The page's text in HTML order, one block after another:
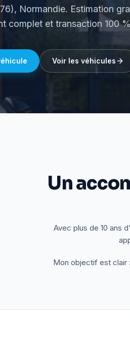
Normandie. Estimation
complet et transaction 100
Voir les véhicules
Un
Avec plus de 10 ans
Mon objectif est clair